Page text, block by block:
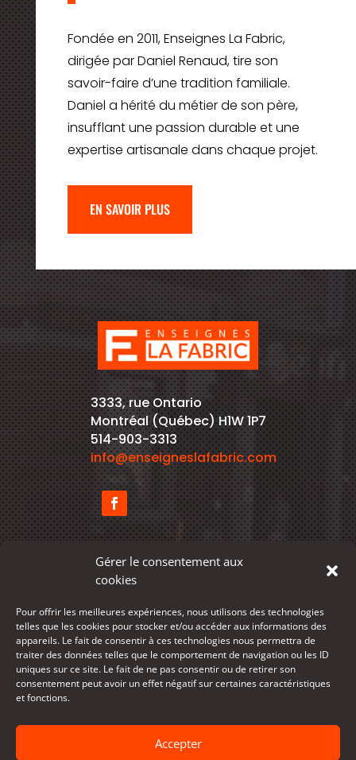
Gérer le consentement aux
cookies
Pour offrir les meilleures expériences, nous utilisons des technologies
telles que les cookies pour stocker et/ou accéder aux informations des
appareils. Le fait de consentir à ces technologies nous permettra de
traiter des données telles que le comportement de navigation ou les ID
uniques sur ce site. Le fait de ne pas consentir ou de retirer son
consentement peut avoir un effet négatif sur certaines caractéristiques
et fonctions.
Accepter
Fondée en 2011, Enseignes La Fabric,
dirigée par Daniel Renaud, tire son
savoir-faire d’une tradition familiale.
Daniel a hérité du métier de son père,
insufflant une passion durable et une
expertise artisanale dans chaque projet.
EN SAVOIR PLUS
3333, rue Ontario
Montréal (Québec) H1W 1P7
514-903-3313
info@enseigneslafabric.com
PRODUITS
RÉALISATIONS
À PROPOS
CONTACT